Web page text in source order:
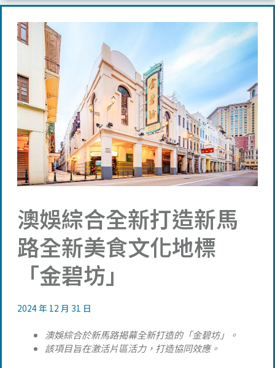
澳娛綜合全新打造新馬
路全新美食文化地標
「金碧坊」
2024 年 12 月 31 日
澳娛綜合於新馬路揭幕全新打造的「金碧坊」。
該項目旨在激活片區活力，打造協同效應。